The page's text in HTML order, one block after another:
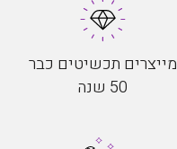
מייצרים תכשיטים כבר
50 שנה